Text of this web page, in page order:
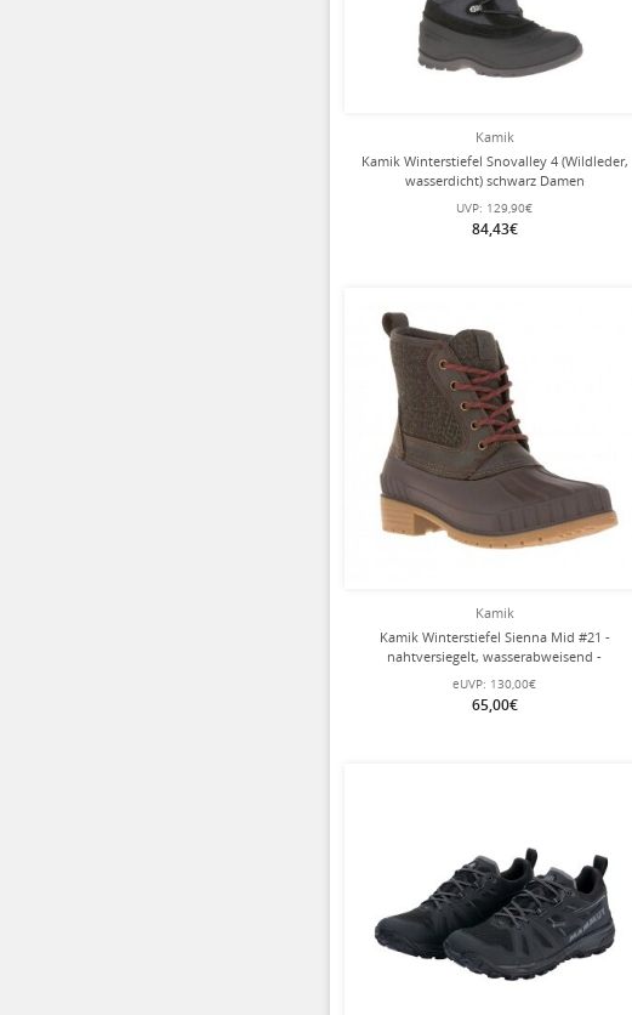
Kamik
Kamik Winterstiefel Snovalley 4 (Wildleder,
wasserdicht) schwarz Damen
UVP: 129,90€
84,43€
Kamik
Kamik Winterstiefel Sienna Mid #21 -
nahtversiegelt, wasserabweisend -
eUVP: 130,00€
65,00€